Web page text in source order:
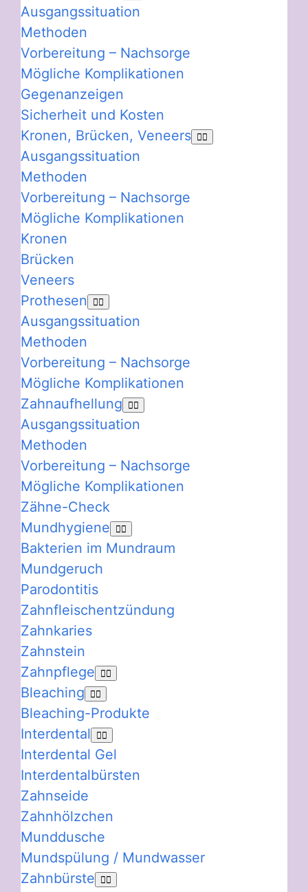
Ausgangssituation
Methoden
Vorbereitung – Nachsorge
Mögliche Komplikationen
Gegenanzeigen
Sicherheit und Kosten
Kronen, Brücken, Veneers
Ausgangssituation
Methoden
Vorbereitung – Nachsorge
Mögliche Komplikationen
Kronen
Brücken
Veneers
Prothesen
Ausgangssituation
Methoden
Vorbereitung – Nachsorge
Mögliche Komplikationen
Zahnaufhellung
Ausgangssituation
Methoden
Vorbereitung – Nachsorge
Mögliche Komplikationen
Zähne-Check
Mundhygiene
Bakterien im Mundraum
Mundgeruch
Parodontitis
Zahnfleischentzündung
Zahnkaries
Zahnstein
Zahnpflege
Bleaching
Bleaching-Produkte
Interdental
Interdental Gel
Interdentalbürsten
Zahnseide
Zahnhölzchen
Munddusche
Mundspülung / Mundwasser
Zahnbürste